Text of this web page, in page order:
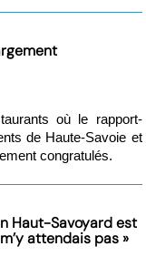
où le rapport-
de Haute-Savoie et
congratulés.
Haut-Savoyard est
attendais pas »